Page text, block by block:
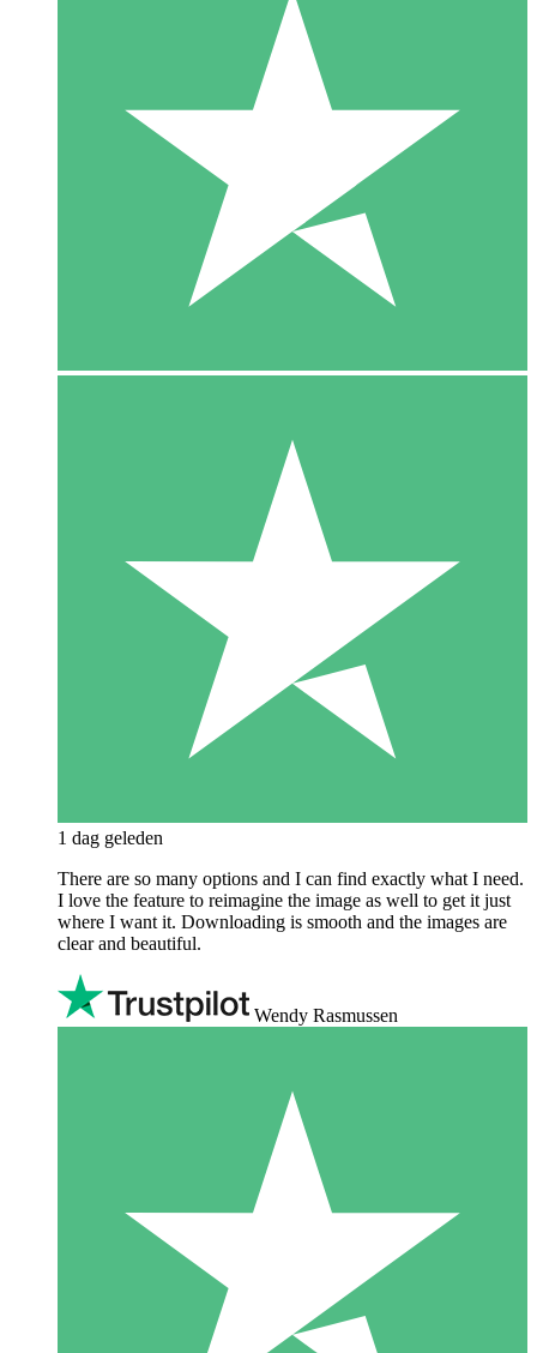
1 dag geleden
There are so many options and I can find exactly what I need.
I love the feature to reimagine the image as well to get it just
where I want it. Downloading is smooth and the images are
clear and beautiful.
Wendy Rasmussen